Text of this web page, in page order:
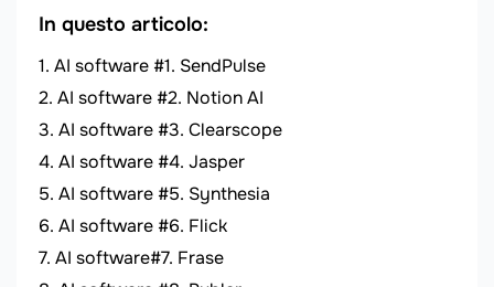
In questo articolo:
AI software #1. SendPulse
AI software #2. Notion AI
AI software #3. Clearscope
AI software #4. Jasper
AI software #5. Synthesia
AI software #6. Flick
AI software#7. Frase